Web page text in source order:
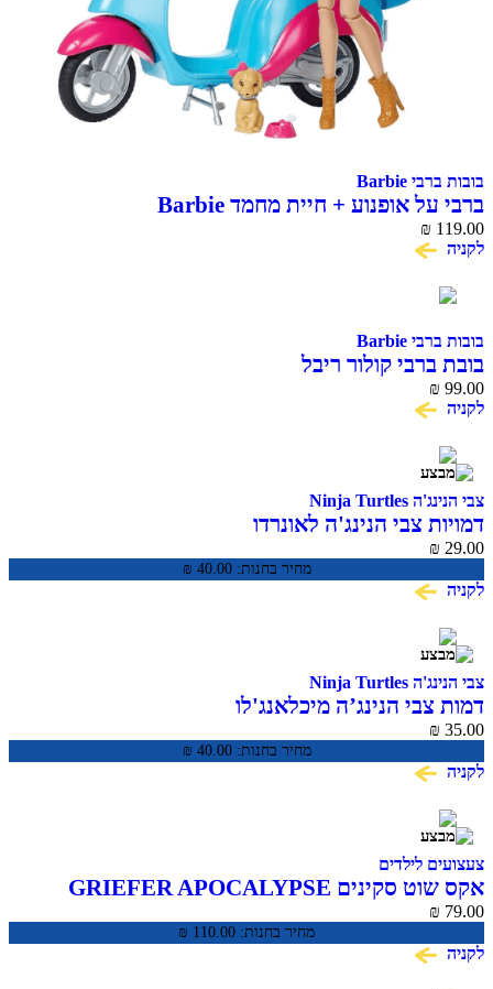
בובות ברבי Barbie
ברבי על אופנוע + חיית מחמד Barbie
₪ 119.00
לקניה
בובות ברבי Barbie
בובת ברבי קולור ריבל
₪ 99.00
לקניה
צבי הנינג'ה Ninja Turtles
דמויות צבי הנינג'ה לאונרדו
מחיר בחנות: ₪ 40.00
₪ 29.00
לקניה
צבי הנינג'ה Ninja Turtles
דמות צבי הנינג’ה מיכלאנג'לו
מחיר בחנות: ₪ 40.00
₪ 35.00
לקניה
צעצועים לילדים
אקס שוט סקינים GRIEFER APOCALYPSE
מחיר בחנות: ₪ 110.00
₪ 79.00
לקניה